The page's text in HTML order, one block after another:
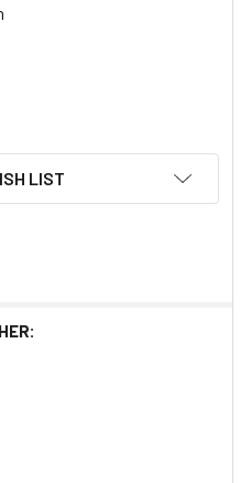
LIST
Sheet for Legs | 休足時間 18枚